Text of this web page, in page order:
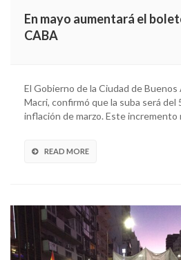
En mayo aumentará el
CABA
El Gobierno de la Ciudad de
Macri, confirmó que la suba será del
inflación de marzo. Este
READ MORE